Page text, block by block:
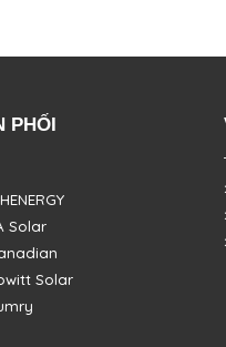
PHỐI
Solar
Solar